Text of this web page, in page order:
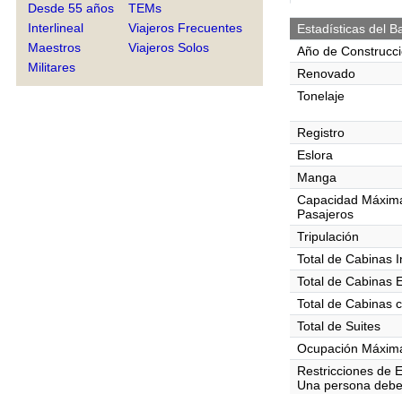
Desde 55 años
Interlineal
Maestros
Militares
TEMs
Viajeros Frecuentes
Viajeros Solos
Estadísticas del
Año de
Renovado
Tonelaje
Registro
Eslora
Manga
Capacidad
Pasajeros
Tripulación
Total de Cabinas
Total de Cabinas
Total de Cabinas
Total de Suites
Ocupación
Restricciones de
Una persona